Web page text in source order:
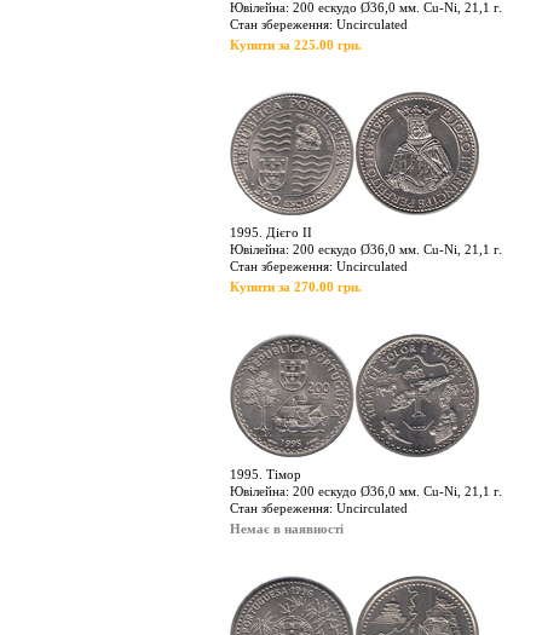
Ювілейна: 200 ескудо Ø36,0 мм. Cu-Ni, 21,1 г.
Стан збереження: Uncirculated
Купити за 225.00 грн.
1995. Дієго ІІ
Ювілейна: 200 ескудо Ø36,0 мм. Cu-Ni, 21,1 г.
Стан збереження: Uncirculated
Купити за 270.00 грн.
1995. Тімор
Ювілейна: 200 ескудо Ø36,0 мм. Cu-Ni, 21,1 г.
Стан збереження: Uncirculated
Немає в наявності